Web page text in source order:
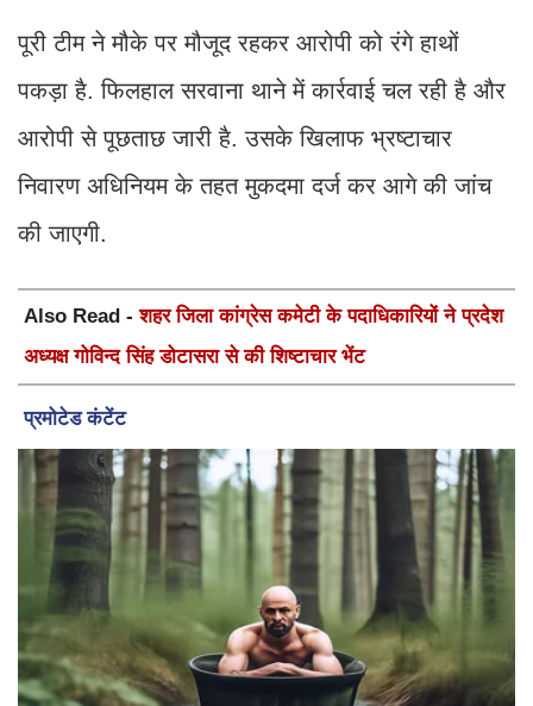
पूरी टीम ने मौके पर मौजूद रहकर आरोपी को रंगे हाथों
पकड़ा है. फिलहाल सरवाना थाने में कार्रवाई चल रही है और
आरोपी से पूछताछ जारी है. उसके खिलाफ भ्रष्टाचार
निवारण अधिनियम के तहत मुकदमा दर्ज कर आगे की जांच
की जाएगी.
Also Read -शहर जिला कांग्रेस कमेटी के पदाधिकारियों ने प्रदेश
अध्यक्ष गोविन्द सिंह डोटासरा से की शिष्टाचार भेंट